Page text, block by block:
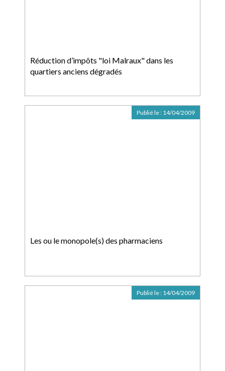
Réduction d’impôts "loi Malraux" dans les
quartiers anciens dégradés
Les ou le monopole(s) des pharmaciens
Publié le : 14/04/2009
Publié le : 14/04/2009